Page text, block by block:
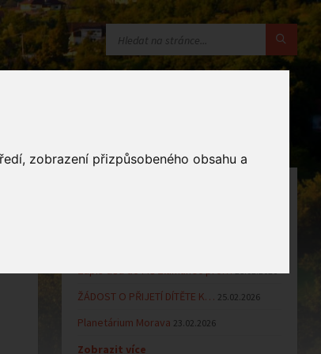
zobrazení přizpůsobeného obsahu a
Zápis dětí do MŠ Zlámanec pro… 25.02.2026
ŽÁDOST O PŘIJETÍ DÍTĚTE K… 25.02.2026
Planetárium Morava 23.02.2026
Zobrazit více